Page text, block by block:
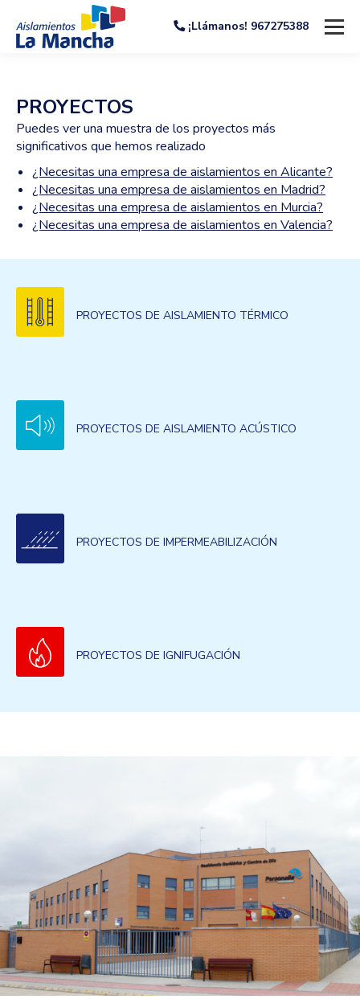
¡Llámanos! 967275388
PROYECTOS
Puedes ver una muestra de los proyectos más
significativos que hemos realizado
¿Necesitas una empresa de aislamientos en Alicante?
¿Necesitas una empresa de aislamientos en Madrid?
¿Necesitas una empresa de aislamientos en Murcia?
¿Necesitas una empresa de aislamientos en Valencia?
PROYECTOS DE AISLAMIENTO TÉRMICO
PROYECTOS DE AISLAMIENTO ACÚSTICO
PROYECTOS DE IMPERMEABILIZACIÓN
PROYECTOS DE IGNIFUGACIÓN